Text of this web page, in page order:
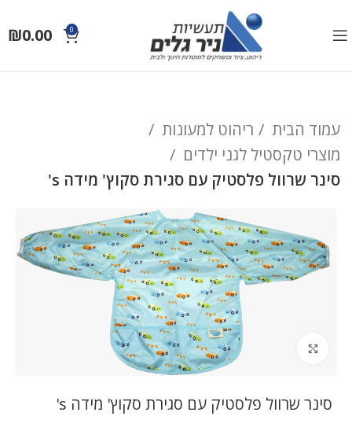
0
₪0.00
עמוד הבית
ריהוט למעונות
מוצרי טקסטיל לגני ילדים
סינר שרוול פלסטיק עם סגירת סקוץ' מידה s'
לחץ להגדלה
סינר שרוול פלסטיק עם סגירת סקוץ' מידה s'